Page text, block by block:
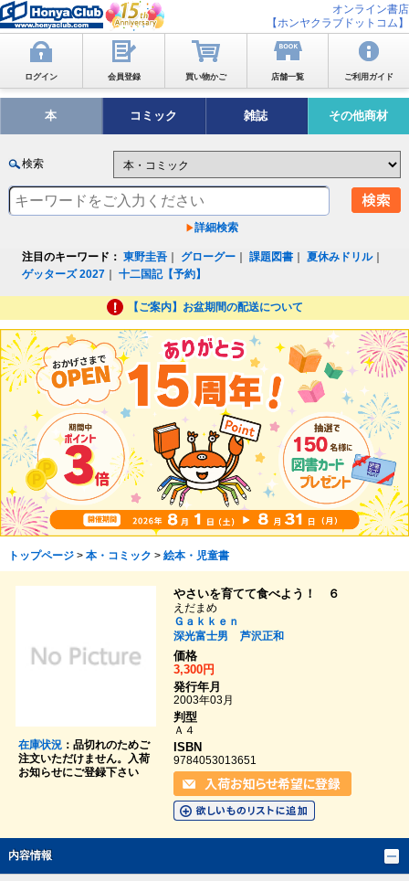
オンライン書店
【ホンヤクラブドットコム】
ログイン 会員登録 買い物かご 店舗一覧 ご利用ガイド
本 コミック 雑誌 その他商材
検索
詳細検索
注目のキーワード： 東野圭吾 グローグー ｜課題図書 ｜夏休みドリル｜
ゲッターズ 2027 ｜十二国記【予約】
【ご案内】お盆期間の配送について
トップページ> 本・コミック > 絵本・児童書
在庫状況：品切れのためご
注文いただけません。入荷
お知らせにご登録下さい
やさいを育てて食べよう！ ６
えだまめ
Ｇａｋｋｅｎ
深光富士男
芦沢正和
価格
3,300円
発行年月
2003年03月
判型
Ａ４
ISBN
9784053013651
内容情報